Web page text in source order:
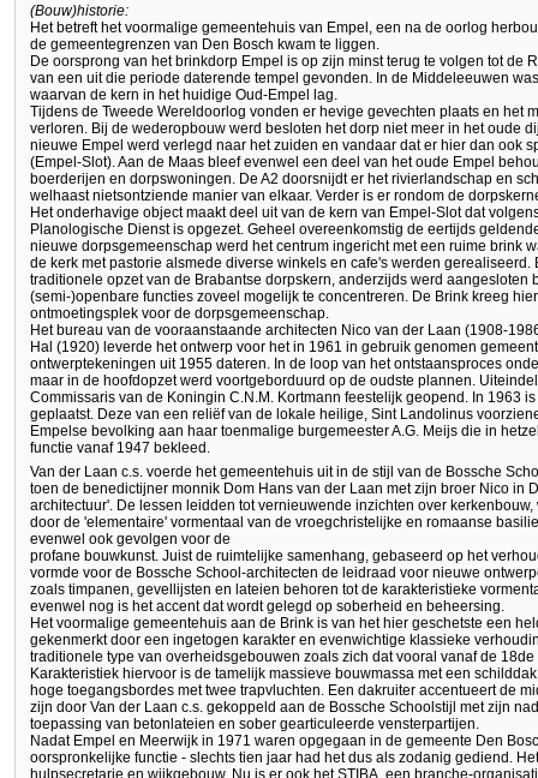
(Bouw)historie:
Het betreft het voormalige gemeentehuis van Empel, een na de oorlog
de gemeentegrenzen van Den Bosch kwam te liggen.
De oorsprong van het brinkdorp Empel is op zijn minst terug te volgen tot de
van een uit die periode daterende tempel gevonden. In de Middeleeuwen
waarvan de kern in het huidige Oud-Empel lag.
Tijdens de Tweede Wereldoorlog vonden er hevige gevechten plaats en het
verloren. Bij de wederopbouw werd besloten het dorp niet meer in het oude
nieuwe Empel werd verlegd naar het zuiden en vandaar dat er hier dan ook
(Empel-Slot). Aan de Maas bleef evenwel een deel van het oude Empel
boerderijen en dorpswoningen. De A2 doorsnijdt er het rivierlandschap en
welhaast nietsontziende manier van elkaar. Verder is er rondom de
Het onderhavige object maakt deel uit van de kern van Empel-Slot dat
Planologische Dienst is opgezet. Geheel overeenkomstig de eertijds
nieuwe dorpsgemeenschap werd het centrum ingericht met een ruime brink
de kerk met pastorie alsmede diverse winkels en cafe's werden
traditionele opzet van de Brabantse dorpskern, anderzijds werd aangesloten
(semi-)openbare functies zoveel mogelijk te concentreren. De Brink kreeg
ontmoetingsplek voor de dorpsgemeenschap.
Het bureau van de vooraanstaande architecten Nico van der Laan (1908-
Hal (1920) leverde het ontwerp voor het in 1961 in gebruik genomen
ontwerptekeningen uit 1955 dateren. In de loop van het ontstaansproces
maar in de hoofdopzet werd voortgeborduurd op de oudste plannen.
Commissaris van de Koningin C.N.M. Kortmann feestelijk geopend. In 1963
geplaatst. Deze van een reliëf van de lokale heilige, Sint Landolinus
Empelse bevolking aan haar toenmalige burgemeester A.G. Meijs die in
functie vanaf 1947 bekleed.
Van der Laan c.s. voerde het gemeentehuis uit in de stijl van de Bossche
toen de benedictijner monnik Dom Hans van der Laan met zijn broer Nico in
architectuur'. De lessen leidden tot vernieuwende inzichten over
door de 'elementaire' vormentaal van de vroegchristelijke en romaanse
evenwel ook gevolgen voor de
profane bouwkunst. Juist de ruimtelijke samenhang, gebaseerd op het
vormde voor de Bossche School-architecten de leidraad voor nieuwe
zoals timpanen, gevellijsten en lateien behoren tot de karakteristieke
evenwel nog is het accent dat wordt gelegd op soberheid en beheersing.
Het voormalige gemeentehuis aan de Brink is van het hier geschetste een
gekenmerkt door een ingetogen karakter en evenwichtige klassieke
traditionele type van overheidsgebouwen zoals zich dat vooral vanaf de
Karakteristiek hiervoor is de tamelijk massieve bouwmassa met een
hoge toegangsbordes met twee trapvluchten. Een dakruiter accentueert de
zijn door Van der Laan c.s. gekoppeld aan de Bossche Schoolstijl met zijn
toepassing van betonlateien en sober gearticuleerde vensterpartijen.
Nadat Empel en Meerwijk in 1971 waren opgegaan in de gemeente Den
oorspronkelijke functie - slechts tien jaar had het dus als zodanig gediend.
hulpsecretarie en wijkgebouw. Nu is er ook het STIBA, een branche-